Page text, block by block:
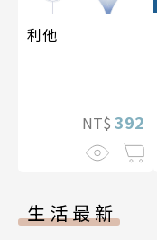
利他
NT$ 392
生活最新